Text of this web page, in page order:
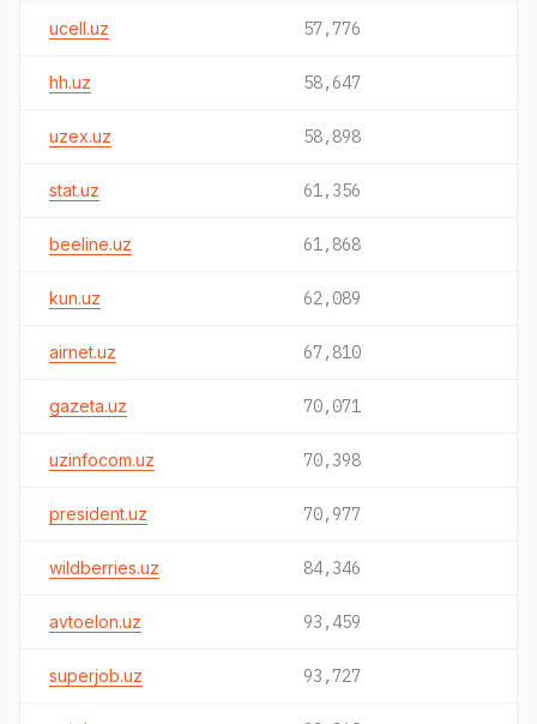
ucell.uz 57,776
hh.uz 58,647
uzex.uz 58,898
stat.uz 61,356
beeline.uz 61,868
kun.uz 62,089
airnet.uz 67,810
gazeta.uz 70,071
uzinfocom.uz 70,398
president.uz 70,977
wildberries.uz 84,346
avtoelon.uz 93,459
superjob.uz 93,727